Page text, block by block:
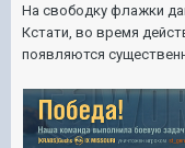
На свободку флажки
Кстати, во время
появляются